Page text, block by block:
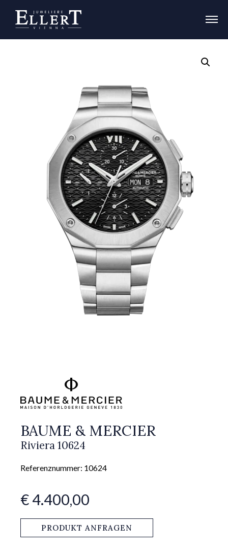
BAUME & MERCIER
Riviera 10624
Referenznummer: 10624
€ 4.400,00
PRODUKT ANFRAGEN